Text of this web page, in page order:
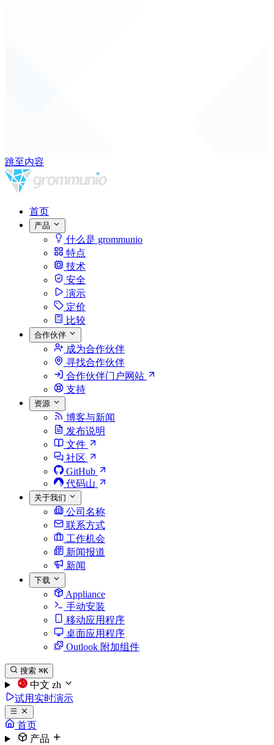
跳至内容
首页
产品
什么是 grommunio
特点
技术
安全
演示
定价
比较
合作伙伴
成为合作伙伴
寻找合作伙伴
合作伙伴门户网站
支持
资源
博客与新闻
发布说明
文件
社区
GitHub
代码山
关于我们
公司名称
联系方式
工作机会
新闻报道
新闻
下载
Appliance
手动安装
移动应用程序
桌面应用程序
Outlook 附加组件
搜索 ⌘K
中文 zh
试用实时演示
首页
产品